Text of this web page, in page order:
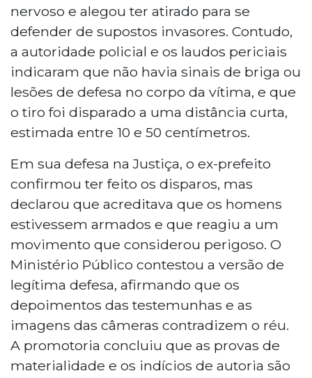
nervoso e alegou ter atirado para se
defender de supostos invasores. Contudo,
a autoridade policial e os laudos periciais
indicaram que não havia sinais de briga ou
lesões de defesa no corpo da vítima, e que
o tiro foi disparado a uma distância curta,
estimada entre 10 e 50 centímetros.
Em sua defesa na Justiça, o ex-prefeito
confirmou ter feito os disparos, mas
declarou que acreditava que os homens
estivessem armados e que reagiu a um
movimento que considerou perigoso. O
Ministério Público contestou a versão de
legítima defesa, afirmando que os
depoimentos das testemunhas e as
imagens das câmeras contradizem o réu.
A promotoria concluiu que as provas de
materialidade e os indícios de autoria são